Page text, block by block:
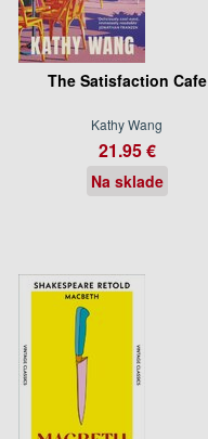
The Satisfaction Cafe
Kathy Wang
21.95 €
Na sklade